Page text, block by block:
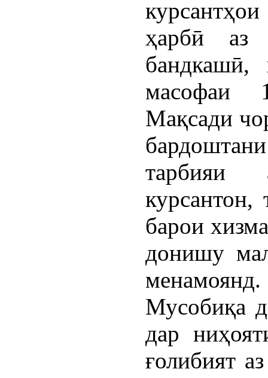
ҳарбӣ аз
бандкашӣ,
масофаи
Мақсади
тарбияи
курсантон,
барои
донишу
менамоянд.
Мусобиқа
дар
ғолибият